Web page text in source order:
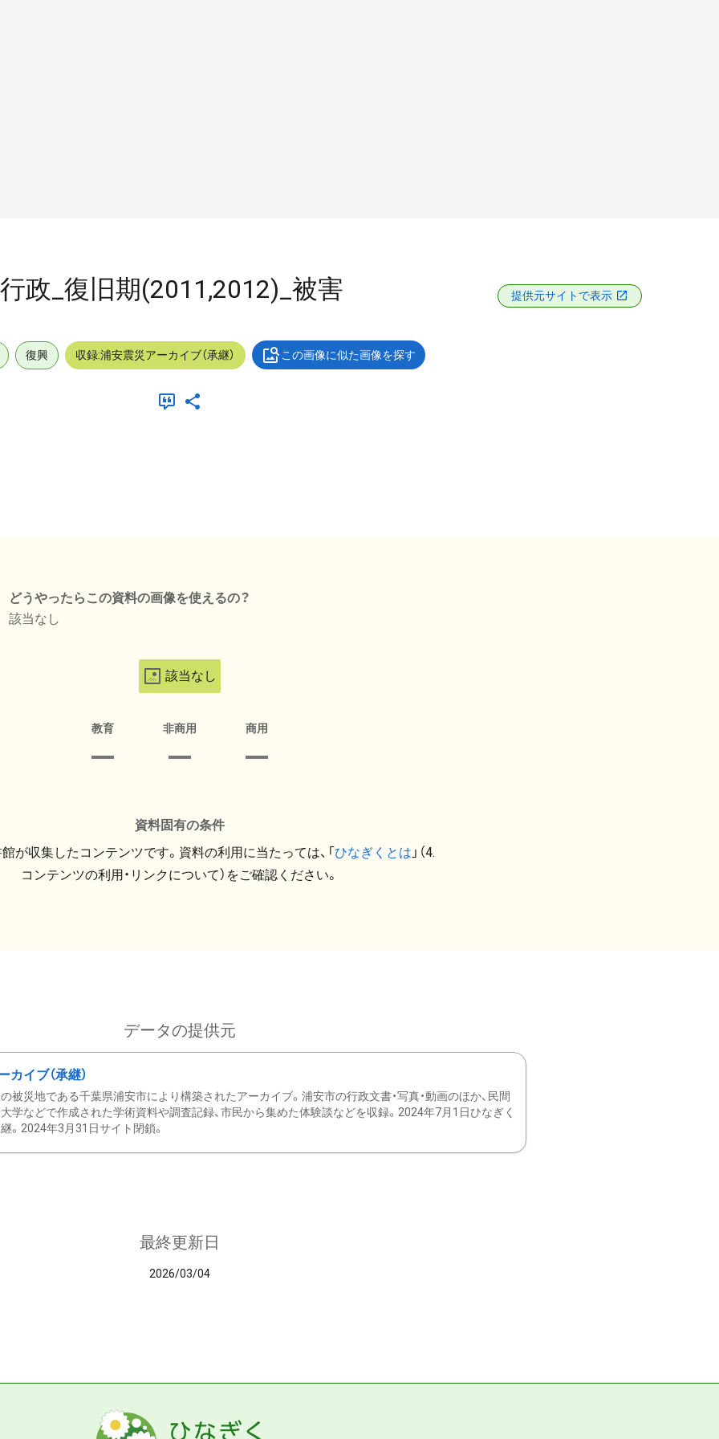
政_復旧期(2011,2012)_被害 提供元サイトで表示
復興 収録:浦安震災アーカイブ（承継） この画像に似た画像を探す
どうやったらこの資料の画像を使えるの？
該当なし
該当なし
教育 非商用 商用
資料固有の条件
が収集したコンテンツです。資料の利用に当たっては、「ひなぎくとは 」（4.
コンテンツの利用・リンクについて）をご確認ください。
データの提供元
イブ（承継）
被災地である千葉県浦安市により構築されたアーカイブ。浦安市の行政文書・写真・動画のほか、民間
学などで作成された学術資料や調査記録、市民から集めた体験談などを収録。2024年7月1日ひなぎく
。2024年3月31日サイト閉鎖。
最終更新日
2026/03/04